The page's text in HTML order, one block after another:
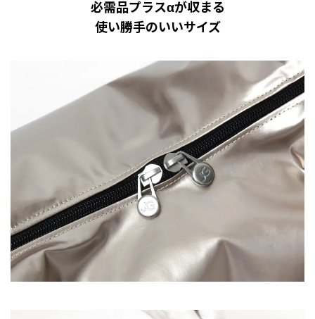
必需品プラスαが収まる
使い勝手のいいサイズ